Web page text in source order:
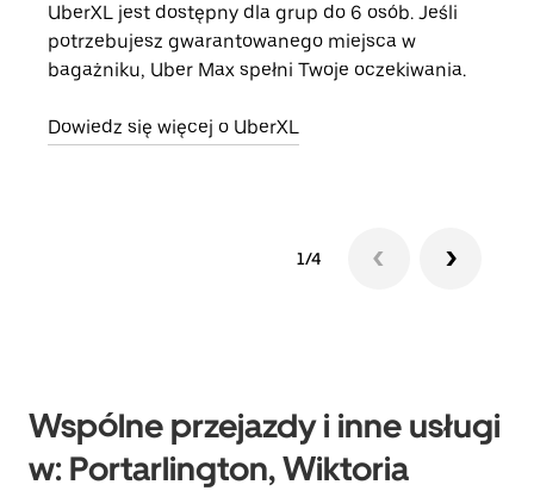
UberXL jest dostępny dla grup do 6 osób. Jeśli
potrzebujesz gwarantowanego miejsca w
bagażniku, Uber Max spełni Twoje oczekiwania.
Dowiedz się więcej o UberXL
1/4
Wspólne przejazdy i inne usługi
w: Portarlington, Wiktoria